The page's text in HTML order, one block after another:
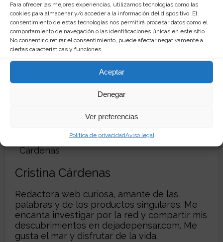
Para ofrecer las mejores experiencias, utilizamos tecnologías como las
cookies para almacenar y/o acceder a la información del dispositivo. El
consentimiento de estas tecnologías nos permitirá procesar datos como el
comportamiento de navegación o las identificaciones únicas en este sitio.
No consentir o retirar el consentimiento, puede afectar negativamente a
ciertas características y funciones.
Aceptar
Denegar
Ver preferencias
Política de privacidadAviso legal
Impacto
Valoración final:
Cristina Cárdenas
Redactora web curiosa, amante de las
palabras y de los productos singulares. Me
encanta investigar por la red y compartir mis
descubrimientos en dejadepensar.com. Me
gusta el mar y disfrutar de la vida.